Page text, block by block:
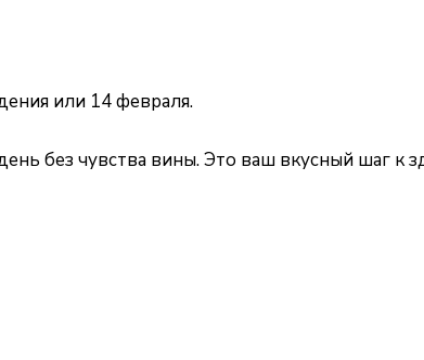
или 14 февраля.
без чувства вины. Это ваш вкусный шаг к